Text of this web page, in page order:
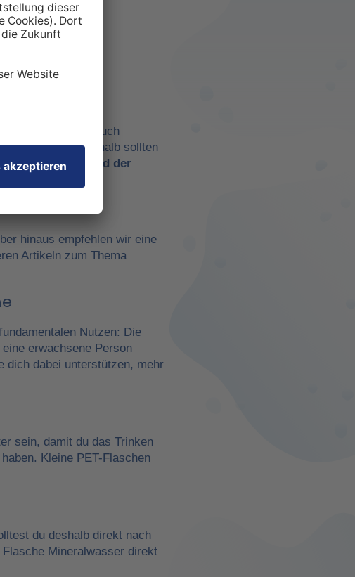
aber eben auch
wichtig. Deshalb sollten
ist eswährend der
hinaus empfehlen wir eine
Artikeln zum Thema
Nutzen: Die
erwachsene Person
dich dabei unterstützen, mehr
sein, damit du das Trinken
Kleine PET-Flaschen
du deshalb direkt nach
Mineralwasser direkt